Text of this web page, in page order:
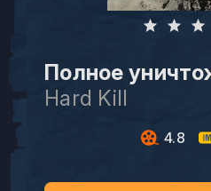
Полное
Hard Kill
4.8